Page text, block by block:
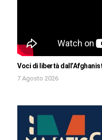
Voci di libertà
7 Agosto 2026